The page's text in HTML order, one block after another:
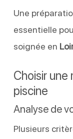
Une
essentielle
soignée en
Choisir
piscine
Analyse de
Plusieurs